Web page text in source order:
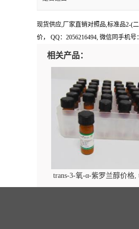
现货供应,厂家直销对照品,标准品2-(
价， QQ：2056216494, 微信同手机号
相关产品：
trans-3-氧-α-紫罗兰醇价格,
alpha-ionol对照品, CAS号